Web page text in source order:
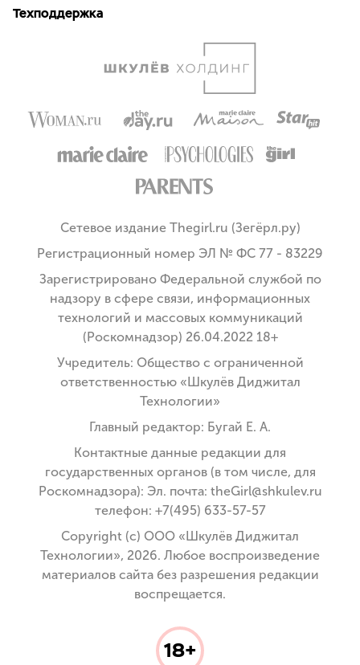
Техподдержка
Сетевое издание Thegirl.ru (Зегёрл.ру)
Регистрационный номер ЭЛ № ФС 77 - 83229
Зарегистрировано Федеральной службой по
надзору в сфере связи, информационных
технологий и массовых коммуникаций
(Роскомнадзор) 26.04.2022 18+
Учредитель: Общество с ограниченной
ответственностью «Шкулёв Диджитал
Технологии»
Главный редактор: Бугай Е. А.
Контактные данные редакции для
государственных органов (в том числе, для
Роскомнадзора): Эл. почта: theGirl@shkulev.ru
телефон: +7(495) 633-57-57
Copyright (с) ООО «Шкулёв Диджитал
Технологии», 2026. Любое воспроизведение
материалов сайта без разрешения редакции
воспрещается.
18+